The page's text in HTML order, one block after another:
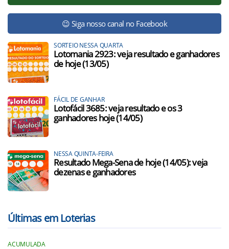
😉 Siga nosso canal no Facebook
SORTEIO NESSA QUARTA
Lotomania 2923: veja resultado e ganhadores
de hoje (13/05)
FÁCIL DE GANHAR
Lotofácil 3685: veja resultado e os 3
ganhadores hoje (14/05)
NESSA QUINTA-FEIRA
Resultado Mega-Sena de hoje (14/05): veja
dezenas e ganhadores
Últimas em Loterias
ACUMULADA